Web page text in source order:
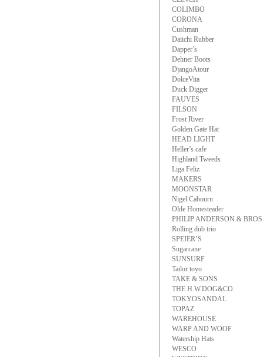
COLIMBO
CORONA
Cushman
Daiichi Rubber
Dapper’s
Dehner Boots
DjangoAtour
DolceVita
Duck Digger
FAUVES
FILSON
Frost River
Golden Gate Hat
HEAD LIGHT
Heller’s cafe
Highland Tweeds
Liga Feliz
MAKERS
MOONSTAR
Nigel Cabourn
Olde Homesteader
PHILIP ANDERSON & BROS.
Rolling dub trio
SPEIER’S
Sugarcane
SUNSURF
Tailor toyo
TAKE & SONS
THE H.W.DOG&CO.
TOKYOSANDAL
TOPAZ
WAREHOUSE
WARP AND WOOF
Watership Hats
WESCO